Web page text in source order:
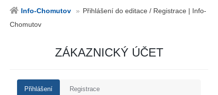
Info-Chomutov
Přihlášení do editace / Registrace | Info-
Chomutov
ZÁKAZNICKÝ ÚČET
Přihlášení Registrace